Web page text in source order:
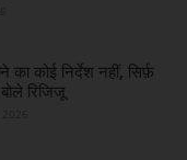
कोई निर्देश नहीं, सिर्फ़
रिजिजू